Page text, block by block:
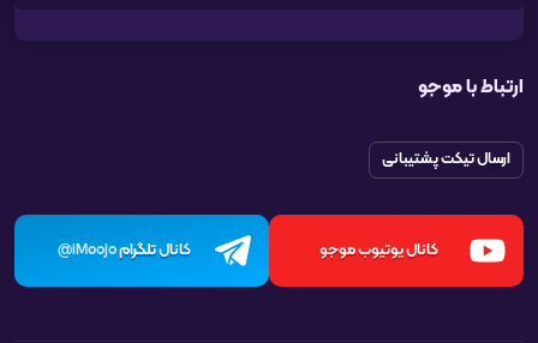
ارتباط با موجو
ارسال تیکت پشتیبانی
کانال یوتیوب موجو کانال تلگرامiMoojo@